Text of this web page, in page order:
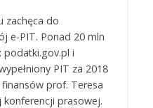
zachęca do
e-PIT. Ponad 20 mln
podatki.gov.pl i
PIT za 2018
prof. Teresa
konferencji prasowej.